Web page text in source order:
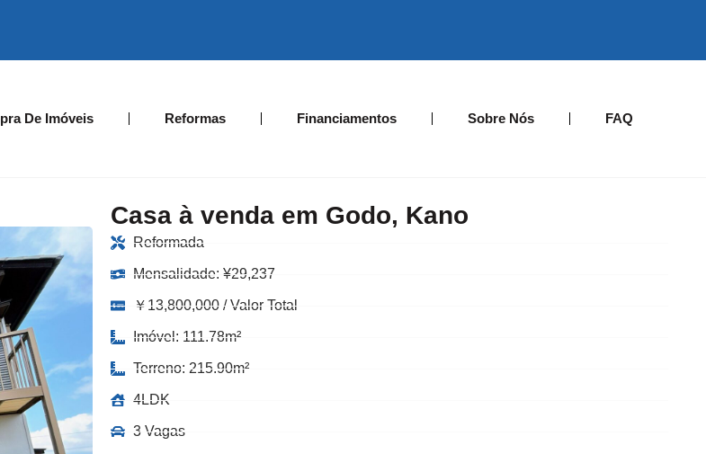
De Imóveis Reformas Financiamentos Sobre Nós FAQ
Casa à venda em Godo, Kano
Reformada
Mensalidade: ¥29,237
￥13,800,000 / Valor Total
Imóvel: 111.78m²
Terreno: 215.90m²
4LDK
3 Vagas